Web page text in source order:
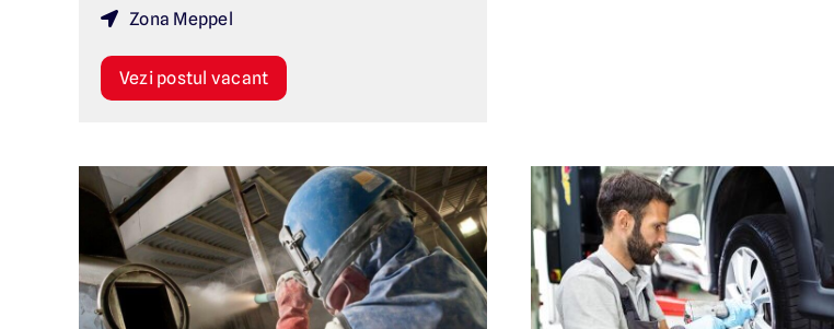
Zona Meppel
Vezi postul vacant